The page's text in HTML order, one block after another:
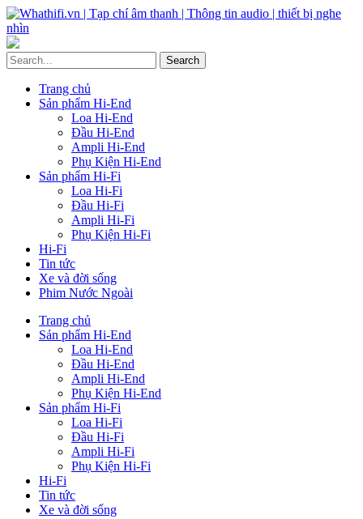
Trang chủ
Sản phẩm Hi-End
Loa Hi-End
Đầu Hi-End
Ampli Hi-End
Phụ Kiện Hi-End
Sản phẩm Hi-Fi
Loa Hi-Fi
Đầu Hi-Fi
Ampli Hi-Fi
Phụ Kiện Hi-Fi
Hi-Fi
Tin tức
Xe và đời sống
Phim Nước Ngoài
Trang chủ
Sản phẩm Hi-End
Loa Hi-End
Đầu Hi-End
Ampli Hi-End
Phụ Kiện Hi-End
Sản phẩm Hi-Fi
Loa Hi-Fi
Đầu Hi-Fi
Ampli Hi-Fi
Phụ Kiện Hi-Fi
Hi-Fi
Tin tức
Xe và đời sống